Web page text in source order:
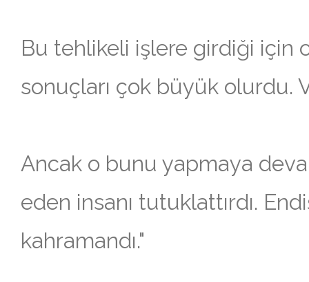
Bu tehlikeli işlere girdiği için
sonuçları çok büyük olurdu.
Ancak o bunu yapmaya
eden insanı tutuklattırdı.
kahramandı."